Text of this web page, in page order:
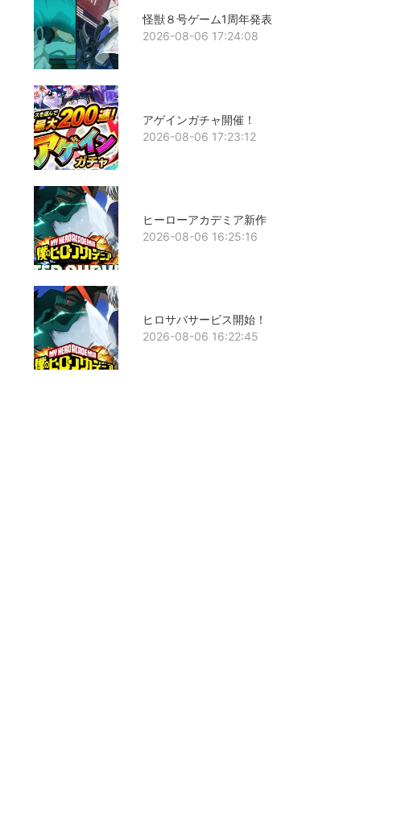
怪獣８号ゲーム1周年発表
2026-08-06 17:24:08
アゲインガチャ開催！
2026-08-06 17:23:12
ヒーローアカデミア新作
2026-08-06 16:25:16
ヒロサバサービス開始！
2026-08-06 16:22:45